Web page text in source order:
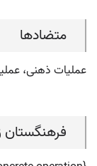
متضادها
عملیات ذهنی،
فرهنگستان